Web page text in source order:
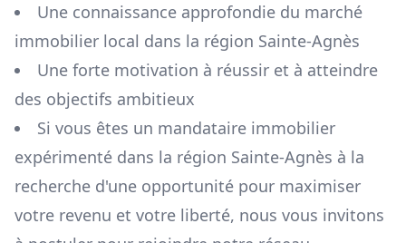
Une connaissance approfondie du marché
immobilier local dans la région Sainte-Agnès
Une forte motivation à réussir et à atteindre
des objectifs ambitieux
Si vous êtes un mandataire immobilier
expérimenté dans la région Sainte-Agnès à la
recherche d'une opportunité pour maximiser
votre revenu et votre liberté, nous vous invitons